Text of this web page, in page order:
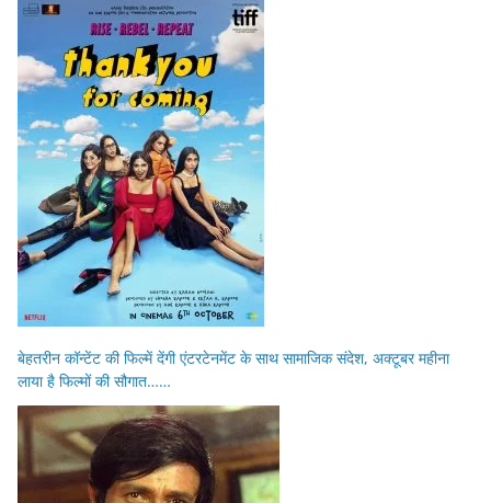
बेहतरीन कॉन्टेंट की फिल्में देंगी एंटरटेनमेंट के साथ सामाजिक संदेश, अक्टूबर महीना
लाया है फिल्मों की सौगात……